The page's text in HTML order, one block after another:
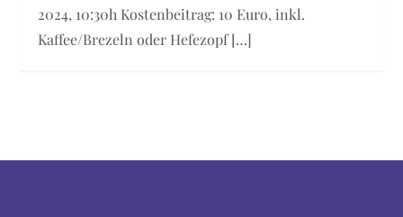
2024, 10:30h Kostenbeitrag: 10 Euro, inkl.
Kaffee/Brezeln oder Hefezopf […]